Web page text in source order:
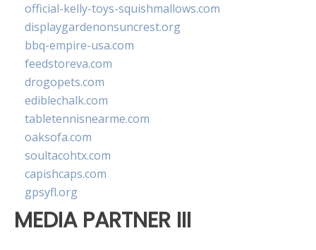
official-kelly-toys-squishmallows.com
displaygardenonsuncrest.org
bbq-empire-usa.com
feedstoreva.com
drogopets.com
ediblechalk.com
tabletennisnearme.com
oaksofa.com
soultacohtx.com
capishcaps.com
gpsyfl.org
MEDIA PARTNER III